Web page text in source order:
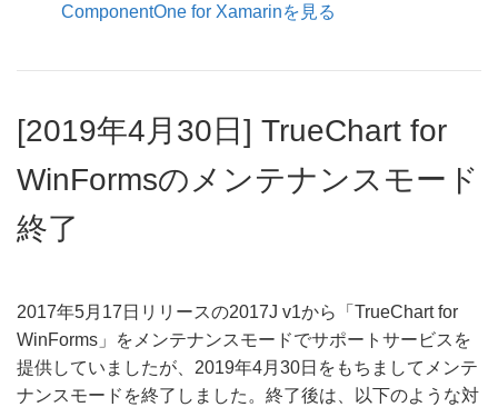
ComponentOne for Xamarinを見る
[2019年4月30日] TrueChart for
WinFormsのメンテナンスモード
終了
2017年5月17日リリースの2017J v1から「TrueChart for
WinForms」をメンテナンスモードでサポートサービスを
提供していましたが、2019年4月30日をもちましてメンテ
ナンスモードを終了しました。終了後は、以下のような対